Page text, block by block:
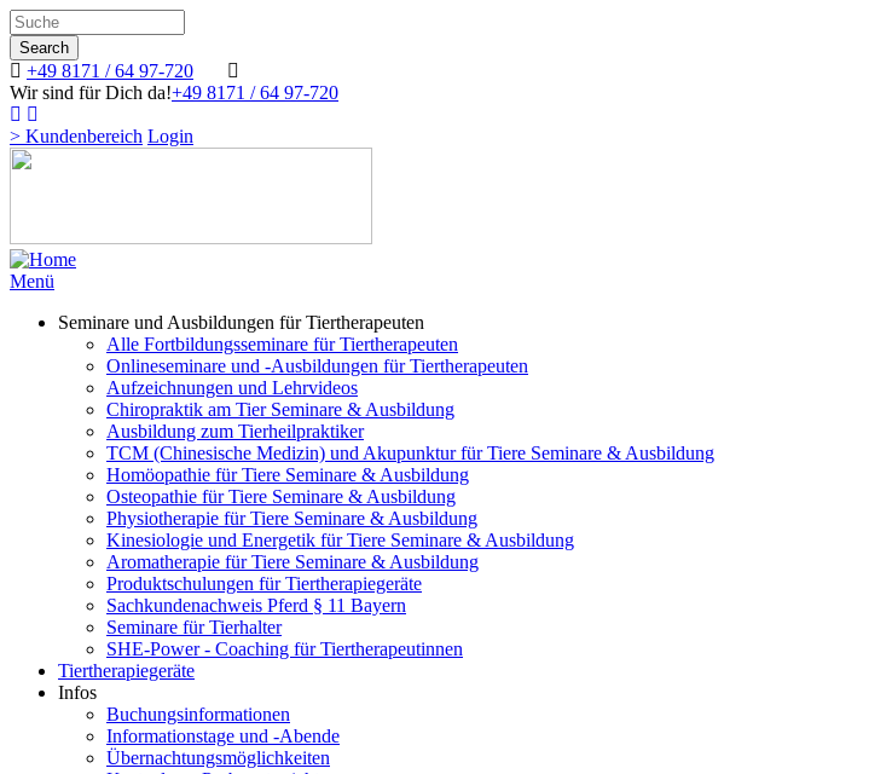
Direkt
zum
Inhalt
Search
Search
+49 8171 / 64 97-720
Wir sind für Dich da!+49 8171 / 64 97-720
> Kundenbereich Login
Image
Menü
Seminare und Ausbildungen für Tiertherapeuten
Alle Fortbildungsseminare für Tiertherapeuten
Onlineseminare und -Ausbildungen für Tiertherapeuten
Aufzeichnungen und Lehrvideos
Chiropraktik am Tier Seminare & Ausbildung
Ausbildung zum Tierheilpraktiker
TCM (Chinesische Medizin) und Akupunktur für Tiere Seminare & Ausbildung
Homöopathie für Tiere Seminare & Ausbildung
Osteopathie für Tiere Seminare & Ausbildung
Physiotherapie für Tiere Seminare & Ausbildung
Kinesiologie und Energetik für Tiere Seminare & Ausbildung
Aromatherapie für Tiere Seminare & Ausbildung
Produktschulungen für Tiertherapiegeräte
Sachkundenachweis Pferd § 11 Bayern
Seminare für Tierhalter
SHE-Power - Coaching für Tiertherapeutinnen
Tiertherapiegeräte
Infos
Buchungsinformationen
Informationstage und -Abende
Übernachtungsmöglichkeiten